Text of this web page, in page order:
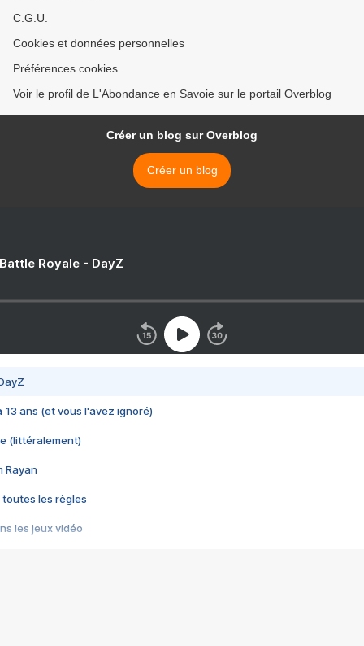
C.G.U.
Cookies et données personnelles
Préférences cookies
Voir le profil de L'Abondance en Savoie sur le portail Overblog
Créer un blog sur Overblog
Créer un blog
Royale - DayZ
13 ans (et vous l'avez ignoré)
(littéralement)
Rayan
toutes les règles
les jeux vidéo